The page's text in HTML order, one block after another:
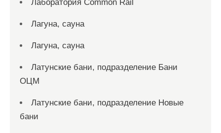
Лаборатория Common Rail
Лагуна, сауна
Лагуна, сауна
Латунские бани, подразделение Бани
ОЦМ
Латунские бани, подразделение Новые
бани